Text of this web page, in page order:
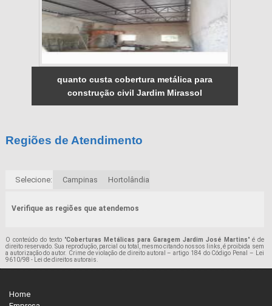
quanto custa cobertura metálica para
construção civil Jardim Mirassol
Regiões de Atendimento
Selecione: Campinas Hortolândia
Verifique as regiões que atendemos
O conteúdo do texto "Coberturas Metálicas para Garagem Jardim José Martins" é de
direito reservado. Sua reprodução, parcial ou total, mesmo citando nossos links, é proibida sem
a autorização do autor. Crime de violação de direito autoral – artigo 184 do Código Penal –
Lei
9610/98 - Lei de direitos autorais
Home